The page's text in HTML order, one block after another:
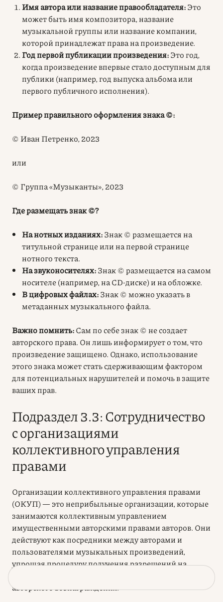
Имя автора или название правообладателя:Это
может быть имя композитора, название
музыкальной группы или название компании,
которой принадлежат права на произведение.
Год первой публикации произведения:Это год,
когда произведение впервые стало доступным для
публики (например, год выпуска альбома или
первого публичного исполнения).
Пример правильного оформления знака ©:
© Иван Петренко, 2023
или
© Группа «Музыканты», 2023
Где размещать знак ©?
На нотных изданиях:Знак © размещается на
титульной странице или на первой странице
нотного текста.
На звуконосителях:Знак © размещается на самом
носителе (например, на CD-диске) и на обложке.
В цифровых файлах:Знак © можно указать в
метаданных музыкального файла.
Важно помнить:Сам по себе знак © не создает
авторского права. Он лишь информирует о том, что
произведение защищено. Однако, использование
этого знака может стать сдерживающим фактором
для потенциальных нарушителей и помочь в защите
ваших прав.
Подраздел 3.3: Сотрудничество
с организациями
коллективного управления
правами
Организации коллективного управления правами
(ОКУП) — это неприбыльные организации, которые
занимаются коллективным управлением
имущественными авторскими правами авторов. Они
действуют как посредники между авторами и
пользователями музыкальных произведений,
упрощая процедуру получения разрешений на
авторского вознаграждения.